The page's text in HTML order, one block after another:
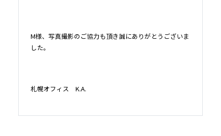
M様、写真撮影のご協力も頂き誠にありがとうございま
した。
札幌オフィス K.A.